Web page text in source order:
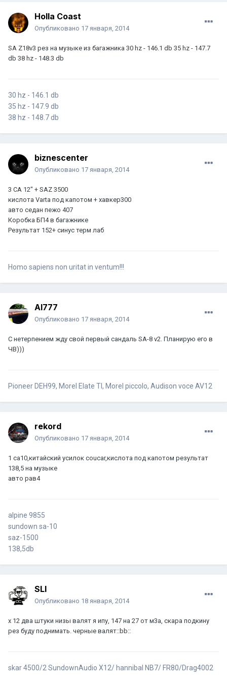
Holla Coast
Опубликовано 17 января, 2014
SA Z18v3 рез на музыке из багажника 30 hz - 146.1 db 35 hz - 147.7
db 38 hz - 148.3 db
30 hz - 146.1 db
35 hz - 147.9 db
38 hz - 148.7 db
biznescenter
Опубликовано 17 января, 2014
3 СА 12" + SAZ 3500
кислота Varta под капотом + хавкер300
авто седан пежо 407
Коробка БП4 в багажнике
Результат 152+ синус терм лаб
Homo sapiens non uritat in ventum!!!
Al777
Опубликовано 17 января, 2014
С нетерпением жду свой первый сандаль SA-8 v2. Планирую его в
ЧВ)))
Pioneer DEH99, Morel Elate TI, Morel piccolo, Audison voce AV12
rekord
Опубликовано 17 января, 2014
1 са10,китайский усилок coucar,кислота под капотом результат
138,5 на музыке
авто рав4
alpine 9855
sundown sa-10
saz-1500
138,5db
SLI
Опубликовано 18 января, 2014
x 12 два штуки низы валят я ипу, 147 на 27 от м3а, скара подкину
рез буду поднимать. черные валят::bb::
skar 4500/2 SundownAudio X12/ hannibal NB7/ FR80/Drag4002